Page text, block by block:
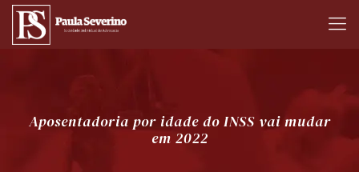
Aposentadoria por idade do INSS vai mudar
em 2022